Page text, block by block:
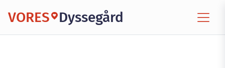
VORES Dyssegård